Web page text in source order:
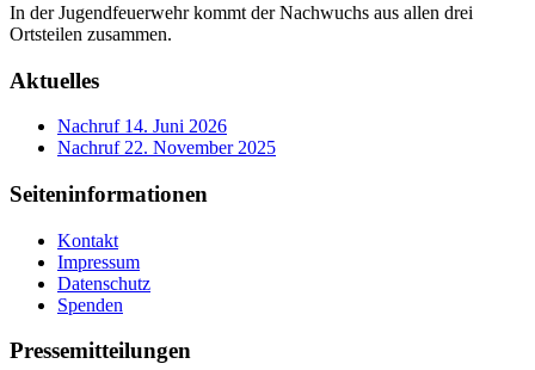
In der Jugendfeuerwehr kommt der Nachwuchs aus allen drei
Ortsteilen zusammen.
Aktuelles
Nachruf 14. Juni 2026
Nachruf 22. November 2025
Seiteninformationen
Kontakt
Impressum
Datenschutz
Spenden
Pressemitteilungen